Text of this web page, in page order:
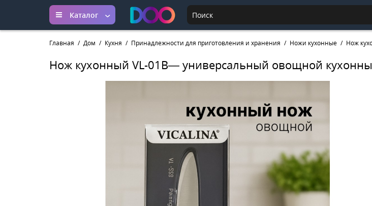
Каталог
Главная Дом Кухня Принадлежности для приготовления и хранения Ножи кухонные Нож
Нож кухонный VL-01B— универсальный овощной